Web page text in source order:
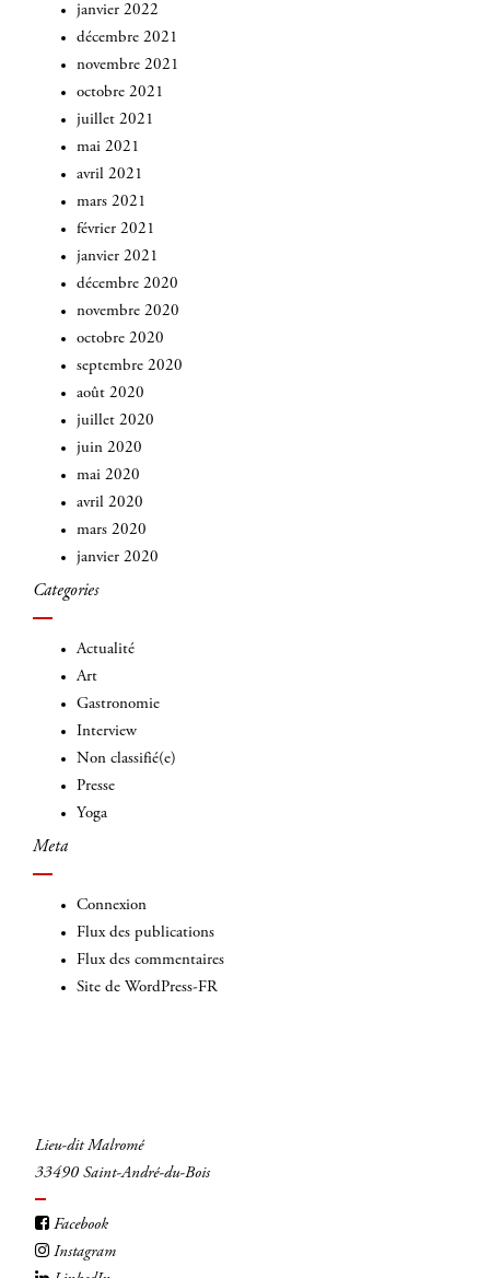
janvier 2022
décembre 2021
novembre 2021
octobre 2021
juillet 2021
mai 2021
avril 2021
mars 2021
février 2021
janvier 2021
décembre 2020
novembre 2020
octobre 2020
septembre 2020
août 2020
juillet 2020
juin 2020
mai 2020
avril 2020
mars 2020
janvier 2020
Categories
Actualité
Art
Gastronomie
Interview
Non classifié(e)
Presse
Yoga
Meta
Connexion
Flux des publications
Flux des commentaires
Site de WordPress-FR
Lieu-dit Malromé
33490 Saint-André-du-Bois
Facebook
Instagram